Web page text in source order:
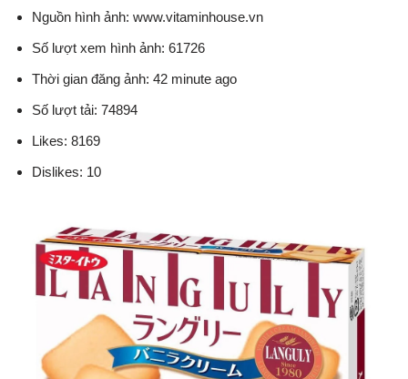
Nguồn hình ảnh: www.vitaminhouse.vn
Số lượt xem hình ảnh: 61726
Thời gian đăng ảnh: 42 minute ago
Số lượt tải: 74894
Likes: 8169
Dislikes: 10